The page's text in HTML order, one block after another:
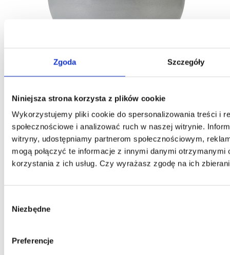
Zgoda Szczegóły
Niniejsza strona korzysta z plików cookie
Wykorzystujemy pliki cookie do spersonalizowania treści i
społecznościowe i analizować ruch w naszej witrynie.
witryny, udostępniamy partnerom społecznościowym,
mogą połączyć te informacje z innymi danymi
korzystania z ich usług. Czy wyrażasz zgodę na ich
zgody
Niezbędne
Preferencje